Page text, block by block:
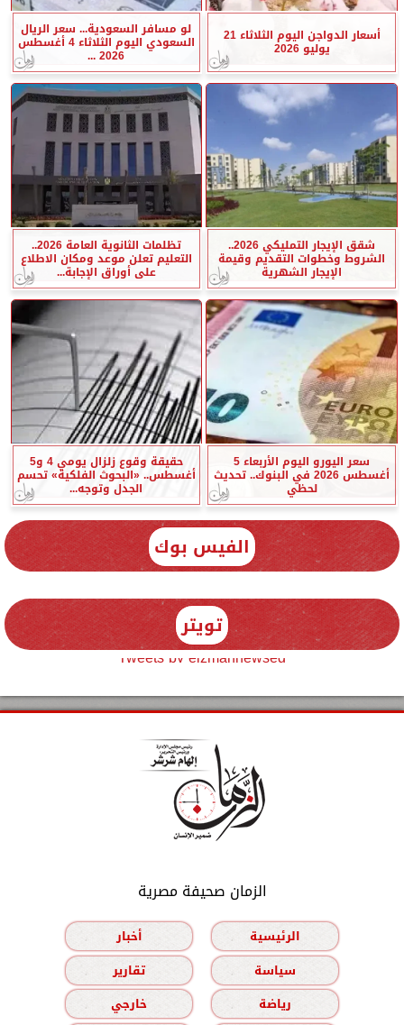
أسعار الدواجن اليوم الثلاثاء 21
يوليو 2026
لو مسافر السعودية... سعر الريال
السعودي اليوم الثلاثاء 4 أغسطس
2026 ...
شقق الإيجار التمليكي 2026..
الشروط وخطوات التقديم وقيمة
الإيجار الشهرية
تظلمات الثانوية العامة 2026..
التعليم تعلن موعد ومكان الاطلاع
على أوراق الإجابة...
سعر اليورو اليوم الأربعاء 5
أغسطس 2026 في البنوك.. تحديث
لحظي
حقيقة وقوع زلزال يومي 4 و5
أغسطس.. «البحوث الفلكية» تحسم
الجدل وتوجه...
الفيس بوك
تويتر
Tweets by elzmannewseg
الزمان صحيفة مصرية
الرئيسية
أخبار
سياسة
تقارير
رياضة
خارجي